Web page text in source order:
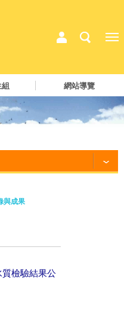
網站導覽
與成果
檢驗結果公